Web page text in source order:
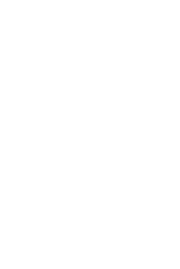
ул. Моисеенко, 5